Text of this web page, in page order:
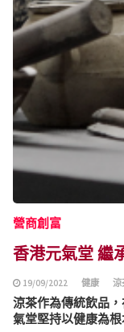
營商創富
香港元氣堂 繼
19/09/2022 健康 涼
涼茶作為傳統飲品
氣堂堅持以健康為